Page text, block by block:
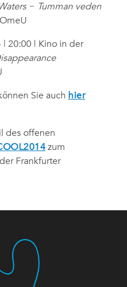
− Tumman veden
20:00 | Kino in der
Sie auch hier
des offenen
zum
Frankfurter